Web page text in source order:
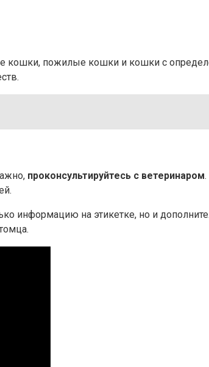
кошки, пожилые кошки и кошки с
проконсультируйтесь с ветеринаром
информацию на этикетке, но и